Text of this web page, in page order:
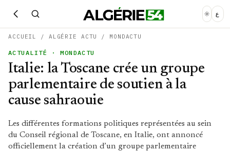
ع
ACCUEIL / ALGÉRIE ACTU / MONDACTU
ACTUALITÉ · MONDACTU
Italie: la Toscane crée un groupe
parlementaire de soutien à la
cause sahraouie
Les différentes formations politiques représentées au sein
du Conseil régional de Toscane, en Italie, ont annoncé
officiellement la création d’un groupe parlementaire